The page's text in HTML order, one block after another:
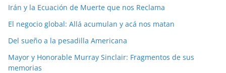
Irán y la Ecuación de Muerte que nos Reclama
El negocio global: Allá acumulan y acá nos matan
Del sueño a la pesadilla Americana
Mayor y Honorable Murray Sinclair: Fragmentos de sus
memorias